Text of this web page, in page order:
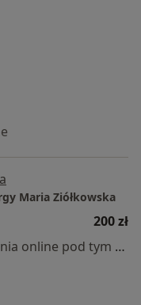
Maria Ziółkowska
200 zł
Specjalista nie oferuje umawiania online pod tym adresem.